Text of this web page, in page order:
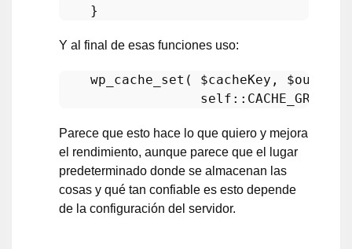
Y al final de esas funciones uso:
wp_cache_set ( $cacheKey , $output
self :: CACHE_GROUP
Parece que esto hace lo que quiero y mejora
el rendimiento, aunque parece que el lugar
predeterminado donde se almacenan las
cosas y qué tan confiable es esto depende
de la configuración del servidor.